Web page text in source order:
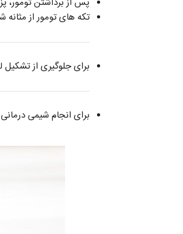
تکه های تومور از
برای جلوگیری از
برای انجام شیمی